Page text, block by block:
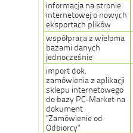
informacja na stronie
internetowej o nowych
eksportach plików
współpraca z wieloma
bazami danych
jednocześnie
import dok.
zamówienia z aplikacji
sklepu internetowego
do bazy PC-Market na
dokument
"Zamówienie od
Odbiorcy"